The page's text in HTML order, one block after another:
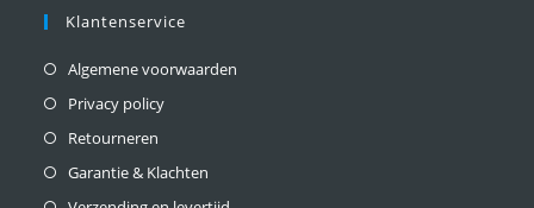
Klantenservice
Algemene voorwaarden
Privacy policy
Retourneren
Garantie & Klachten